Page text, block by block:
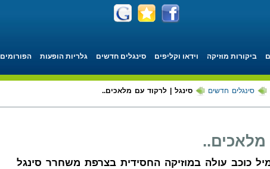
ביקורות מוזיקה וידאו וקליפים סינגלים חדשים גלריות הופעות הפורומים
סינגלים חדשים סינגל | לרקוד עם מלאכים..
כוכב עולה במוזיקה החסידית בצרפת משחרר סינגל